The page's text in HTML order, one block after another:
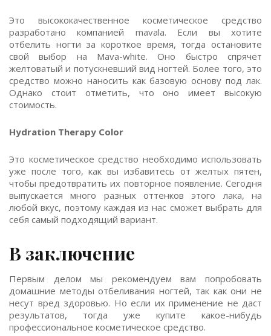
Это высококачественное косметическое средство
разработано компанией mavala. Если вы хотите
отбелить ногти за короткое время, тогда остановите
свой выбор на Mava-white. Оно быстро спрячет
желтоватый и потускневший вид ногтей. Более того, это
средство можно наносить как базовую основу под лак.
Однако стоит отметить, что оно имеет высокую
стоимость.
Hydration Therapy Color
Это косметическое средство необходимо использовать
уже после того, как вы избавитесь от желтых пятен,
чтобы предотвратить их повторное появление. Сегодня
выпускается много разных оттенков этого лака, на
любой вкус, поэтому каждая из нас сможет выбрать для
себя самый подходящий вариант.
В заключение
Первым делом мы рекомендуем вам попробовать
домашние методы отбеливания ногтей, так как они не
несут вред здоровью. Но если их применение не даст
результатов, тогда уже купите какое-нибудь
профессиональное косметическое средство.